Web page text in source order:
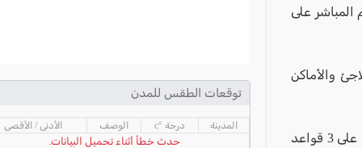
على
والأماكن
ونقلت نيويوك تايمز عن مسؤولين إسرائيليين قولهم أن: " الهجوم الإيراني سيكون على 3 قواعد
توقعات الطقس للمدن
المدينة درجة °c الوصف الأدنى / الأقصى
حدث خطأ أثناء تحميل البيانات.